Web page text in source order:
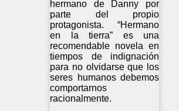
hermano de Danny por
parte del propio
protagonista. “Hermano
en la tierra” es una
recomendable novela en
tiempos de indignación
para no olvidarse que los
seres humanos debemos
comportarnos
racionalmente.